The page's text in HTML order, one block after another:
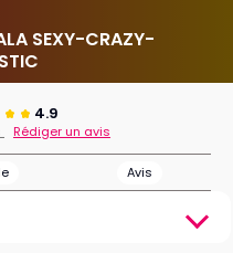
SEXY-CRAZY-
4.9
Rédiger un avis
Avis